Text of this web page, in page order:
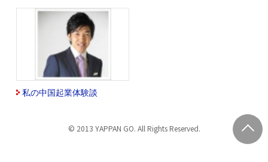
私の中国起業体験談
© 2013 YAPPAN GO. All Rights Reserved.